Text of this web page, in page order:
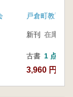
戸倉町教育委
新刊 在庫なし
古書 1 点
3,960 円